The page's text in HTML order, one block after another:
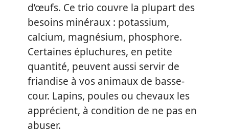
d’œufs. Ce trio couvre la plupart des
besoins minéraux : potassium,
calcium, magnésium, phosphore.
Certaines épluchures, en petite
quantité, peuvent aussi servir de
friandise à vos animaux de basse-
cour. Lapins, poules ou chevaux les
apprécient, à condition de ne pas en
abuser.